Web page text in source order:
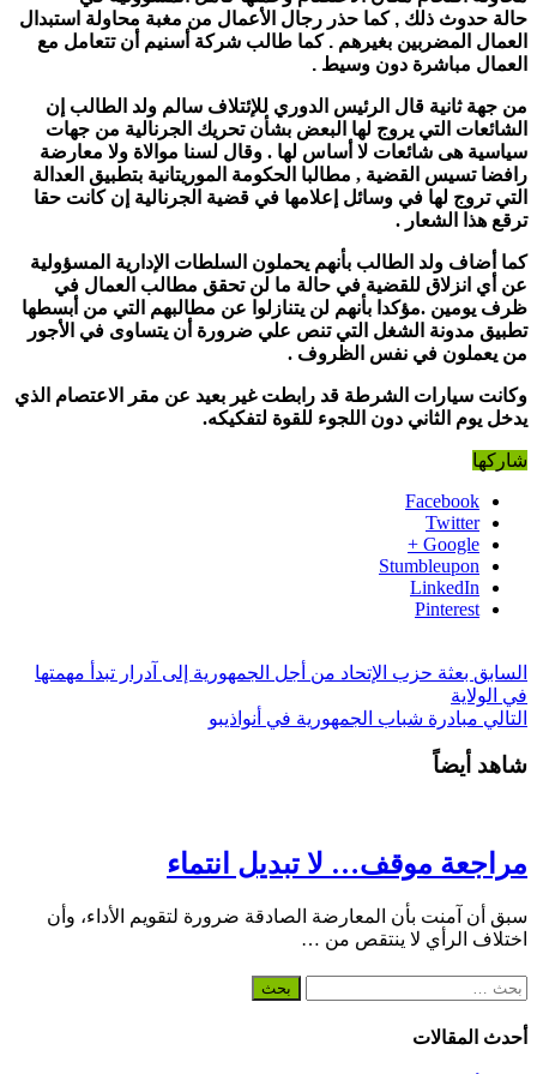
حالة حدوث ذلك , كما حذر رجال الأعمال من مغبة محاولة استبدال
العمال المضربين بغيرهم . كما طالب شركة أسنيم أن تتعامل مع
العمال مباشرة دون وسيط .
من جهة ثانية قال الرئيس الدوري للإئتلاف سالم ولد الطالب إن
الشائعات التي يروج لها البعض بشأن تحريك الجرنالية من جهات
سياسية هى شائعات لا أساس لها . وقال لسنا موالاة ولا معارضة
رافضا تسيس القضية , مطالبا الحكومة الموريتانية بتطبيق العدالة
التي تروج لها في وسائل إعلامها في قضية الجرنالية إن كانت حقا
ترقع هذا الشعار .
كما أضاف ولد الطالب بأنهم يحملون السلطات الإدارية المسؤولية
عن أي انزلاق للقضية في حالة ما لن تحقق مطالب العمال في
ظرف يومين .مؤكدا بأنهم لن يتنازلوا عن مطالبهم التي من أبسطها
تطبيق مدونة الشغل التي تنص علي ضرورة أن يتساوى في الأجور
من يعملون في نفس الظروف .
وكانت سيارات الشرطة قد رابطت غير بعيد عن مقر الاعتصام الذي
يدخل يوم الثاني دون اللجوء للقوة لتفكيكه.
شاركها
Facebook
Twitter
Google +
Stumbleupon
LinkedIn
Pinterest
السابق بعثة حزب الإتحاد من أجل الجمهورية إلى آدرار تبدأ مهمتها
في الولاية
التالي مبادرة شباب الجمهورية في أنواذيبو
شاهد أيضاً
مراجعة موقف… لا تبديل انتماء
سبق أن آمنت بأن المعارضة الصادقة ضرورة لتقويم الأداء، وأن
اختلاف الرأي لا ينتقص من …
البحث
أحدث المقالات